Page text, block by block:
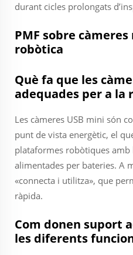
durant cicles prolongats
PMF sobre càmeres
robòtica
Què fa que les
adequades per a la
Les càmeres USB mini són
punt de vista energètic, el
plataformes robòtiques
alimentades per bateries. A
«connecta i utilitza», que
ràpida.
Com donen suport
les diferents